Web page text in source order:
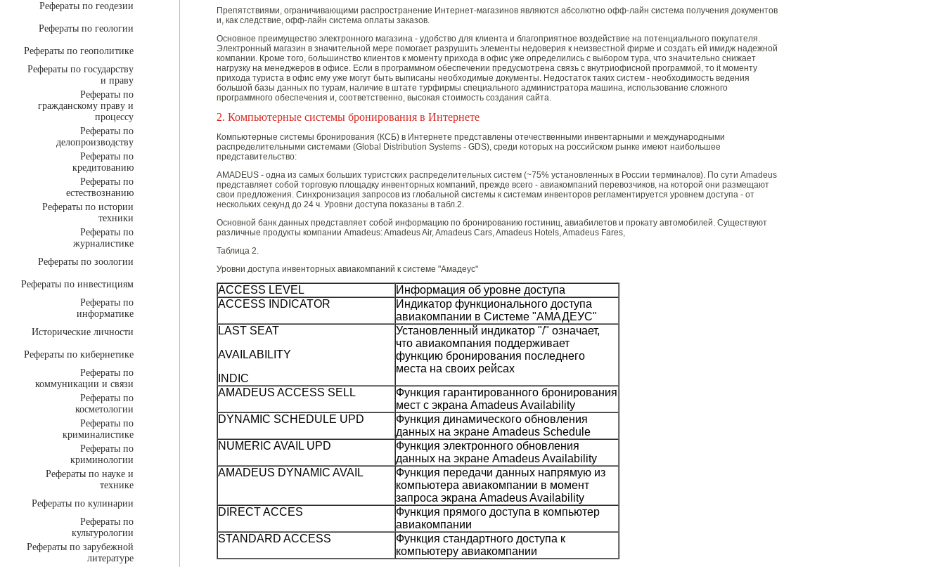
Рефераты по геодезии
Рефераты по геологии
Рефераты по геополитике
Рефераты по государству
и праву
Рефераты по
гражданскому праву и
процессу
Рефераты по
делопроизводству
Рефераты по
кредитованию
Рефераты по
естествознанию
Рефераты по истории
техники
Рефераты по
журналистике
Рефераты по зоологии
Рефераты по инвестициям
Рефераты по
информатике
Исторические личности
Рефераты по кибернетике
Рефераты по
коммуникации и связи
Рефераты по
косметологии
Рефераты по
криминалистике
Рефераты по
криминологии
Рефераты по науке и
технике
Рефераты по кулинарии
Рефераты по
культурологии
Рефераты по зарубежной
литературе
Препятствиями, ограничивающими распространение Интернет-магазинов являются абсолютно офф-лайн система получения документов
и, как следствие, офф-лайн система оплаты заказов.
Основное преимущество электронного магазина - удобство для клиента и благоприятное воздействие на потенциального покупателя.
Электронный магазин в значительной мере помогает разрушить элементы недоверия к неизвестной фирме и создать ей имидж надежной
компании. Кроме того, большинство клиентов к моменту прихода в офис уже определились с выбором тура, что значительно снижает
нагрузку на менеджеров в офисе. Если в программном обеспечении предусмотрена связь с внутриофисной программой, то it моменту
прихода туриста в офис ему уже могут быть выписаны необходимые документы. Недостаток таких систем - необходимость ведения
большой базы данных по турам, наличие в штате турфирмы специального администратора машина, использование сложного
программного обеспечения и, соответственно, высокая стоимость создания сайта.
2. Компьютерные системы бронирования в Интернете
Компьютерные системы бронирования (КСБ) в Интернете представлены отечественными инвентарными и международными
распределительными системами (Global Distribution Systems - GDS), среди которых на российском рынке имеют наибольшее
представительство:
AMADEUS - одна из самых больших туристских распределительных систем (~75% установленных в России терминалов). По сути Amadeus
представляет собой торговую площадку инвенторных компаний, прежде всего - авиакомпаний перевозчиков, на которой они размещают
свои предложения. Синхронизация запросов из глобальной системы к системам инвенторов регламентируется уровнем доступа - от
нескольких секунд до 24 ч. Уровни доступа показаны в табл.2.
Основной банк данных представляет собой информацию по бронированию гостиниц, авиабилетов и прокату автомобилей. Существуют
различные продукты компании Amadeus: Amadeus Air, Amadeus Cars, Amadeus Hotels, Amadeus Fares,
Таблица 2.
Уровни доступа инвенторных авиакомпаний к системе "Амадеус"
ACCESS LEVEL
Информация об уровне доступа
ACCESS INDICATOR
Индикатор функционального доступа
авиакомпании в Системе "АМАДЕУС"
LAST SEAT
AVAILABILITY
INDIC
Установленный индикатор "/" означает,
что авиакомпания поддерживает
функцию бронирования последнего
места на своих рейсах
AMADEUS ACCESS SELL
Функция гарантированного бронирования
мест с экрана Amadeus Availability
DYNAMIC SCHEDULE UPD
Функция динамического обновления
данных на экране Amadeus Schedule
NUMERIC AVAIL UPD
Функция электронного обновления
данных на экране Amadeus Availability
AMADEUS DYNAMIC AVAIL
Функция передачи данных напрямую из
компьютера авиакомпании в момент
запроса экрана Amadeus Availability
DIRECT ACCES
Функция прямого доступа в компьютер
авиакомпании
STANDARD ACCESS
Функция стандартного доступа к
компьютеру авиакомпании